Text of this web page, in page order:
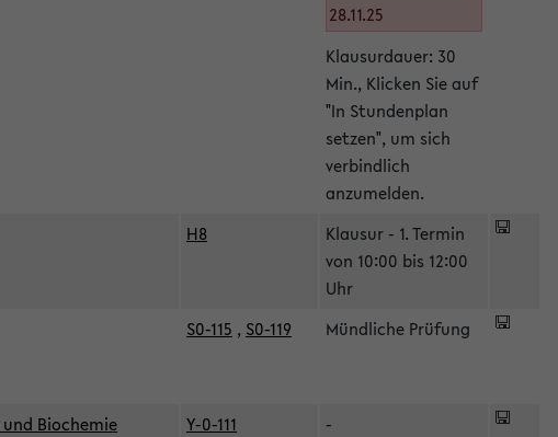
28.11.25
Klausurdauer: 30
Min., Klicken Sie auf
"In Stundenplan
setzen", um sich
verbindlich
anzumelden.
H8
Klausur - 1. Termin
von 10:00 bis 12:00
Uhr
S0-115 , S0-119 Mündliche Prüfung
Biochemie
Y-0-111 -